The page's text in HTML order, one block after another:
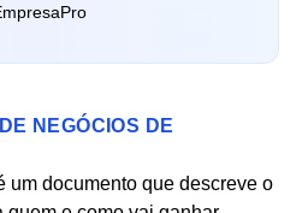
NEGÓCIOS DE
um documento que descreve o